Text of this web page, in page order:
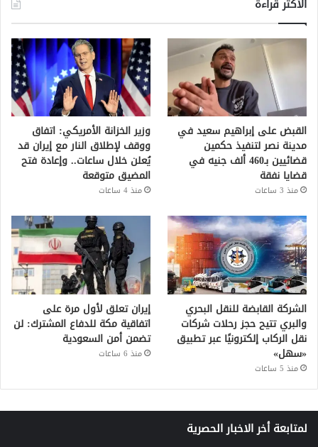
الأكثر قراءة
القبض على إبراهيم سعيد في
مدينة نصر لتنفيذ حكمين
قضائيين بـ460 ألف جنيه في
قضايا نفقة
منذ 3 ساعات
وزير الخزانة الأمريكي: اتفاق
ووقف لإطلاق النار مع إيران قد
يُعلن خلال ساعات.. وإعادة فتح
المضيق متوقعة
منذ 4 ساعات
الشركة القابضة للنقل البحري
والبري تتيح حجز رحلات شركات
نقل الركاب إلكترونيًا عبر تطبيق
«سهل»
منذ 5 ساعات
إيران تعلق لأول مرة على
اتفاقية مكة للدفاع المشترك: لن
تضمن أمن السعودية
منذ 6 ساعات
لمتابعة أخر الاخبار الحصرية